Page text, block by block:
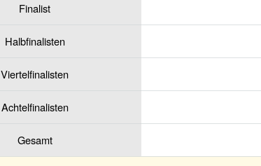
Finalist
Halbfinalisten
Viertelfinalisten
Achtelfinalisten
Gesamt